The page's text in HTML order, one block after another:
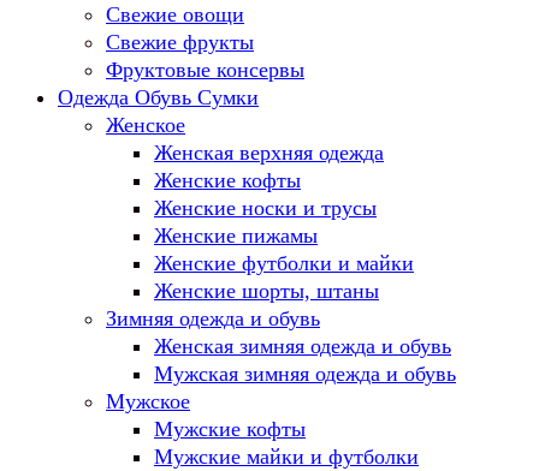
Свежие овощи
Свежие фрукты
Фруктовые консервы
Одежда Обувь Сумки
Женское
Женская верхняя одежда
Женские кофты
Женские носки и трусы
Женские пижамы
Женские футболки и майки
Женские шорты, штаны
Зимняя одежда и обувь
Женская зимняя одежда и обувь
Мужская зимняя одежда и обувь
Мужское
Мужские кофты
Мужские майки и футболки